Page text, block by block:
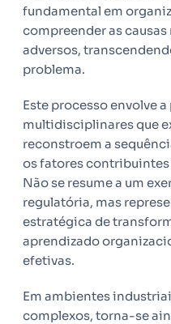
fundamental em
compreender as
adversos,
problema.
Este processo envolve
multidisciplinares que
reconstroem a
os fatores
Não se resume a um
regulatória, mas
estratégica de
aprendizado
efetivas.
Em ambientes
complexos, torna-se